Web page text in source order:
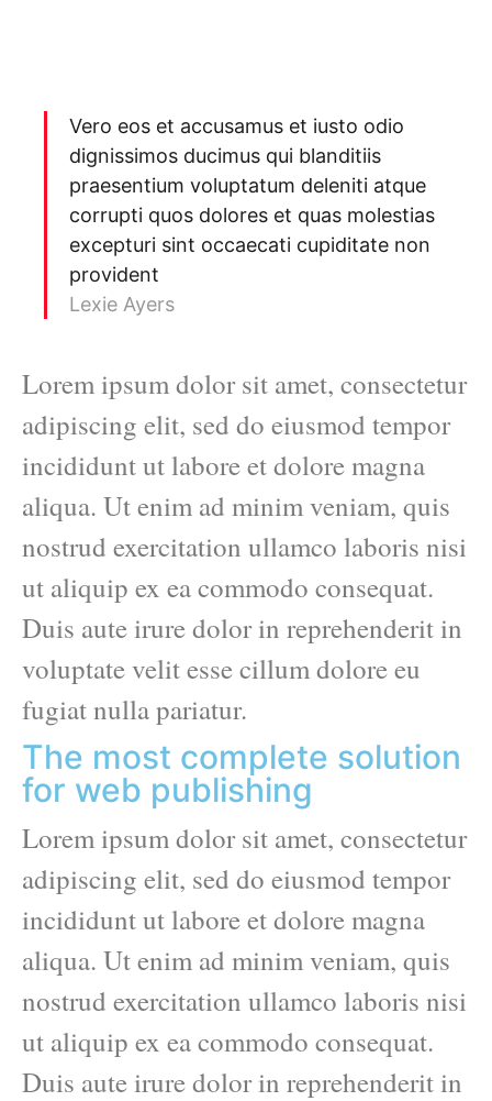
Vero eos et accusamus et iusto odio
dignissimos ducimus qui blanditiis
praesentium voluptatum deleniti atque
corrupti quos dolores et quas molestias
excepturi sint occaecati cupiditate non
provident
Lexie Ayers
Lorem ipsum dolor sit amet, consectetur
adipiscing elit, sed do eiusmod tempor
incididunt ut labore et dolore magna
aliqua. Ut enim ad minim veniam, quis
nostrud exercitation ullamco laboris nisi
ut aliquip ex ea commodo consequat.
Duis aute irure dolor in reprehenderit in
voluptate velit esse cillum dolore eu
fugiat nulla pariatur.
The most complete solution
for web publishing
Lorem ipsum dolor sit amet, consectetur
adipiscing elit, sed do eiusmod tempor
incididunt ut labore et dolore magna
aliqua. Ut enim ad minim veniam, quis
nostrud exercitation ullamco laboris nisi
ut aliquip ex ea commodo consequat.
Duis aute irure dolor in reprehenderit in